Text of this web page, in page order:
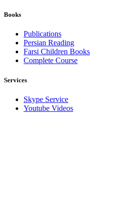
Books
Publications
Persian Reading
Farsi Children Books
Complete Course
Services
Skype Service
Youtube Videos